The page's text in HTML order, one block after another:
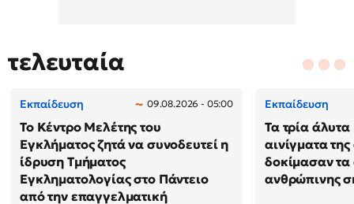
τελευταία
Εκπαίδευση 09.08.2026 - 05:00
Το Κέντρο Μελέτης του
Εγκλήματος ζητά να συνοδευτεί η
ίδρυση Τμήματος
Εγκληματολογίας στο Πάντειο
από την επαγγελματική
Εκπαίδευση
Τα τρία
αινίγματα
δοκίμασαν τα
ανθρώπινης